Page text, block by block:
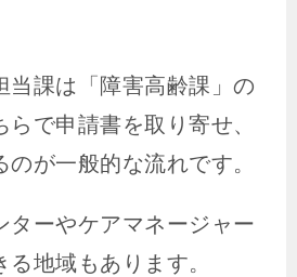
当課は「障害高齢課」の
で申請書を取り寄せ、
が一般的な流れです。
ターやケアマネージャー
地域もあります。